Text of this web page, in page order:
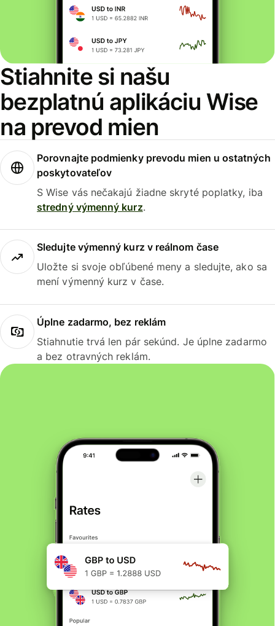
Stiahnite si našu
bezplatnú aplikáciu Wise
na prevod mien
Porovnajte podmienky prevodu mien u ostatných
poskytovateľov
S Wise vás nečakajú žiadne skryté poplatky, iba
stredný výmenný kurz.
Sledujte výmenný kurz v reálnom čase
Uložte si svoje obľúbené meny a sledujte, ako sa
mení výmenný kurz v čase.
Úplne zadarmo, bez reklám
Stiahnutie trvá len pár sekúnd. Je úplne zadarmo
a bez otravných reklám.